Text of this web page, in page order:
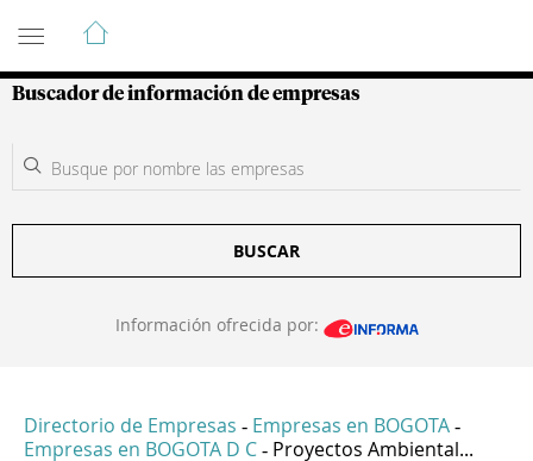
Guía de Empresas Colombianas
Buscador de información de empresas
BUSCAR
Información ofrecida por:
Directorio de Empresas - Empresas en BOGOTA -
Empresas en BOGOTA D C - Proyectos Ambiental...